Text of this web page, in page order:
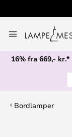
to
Content
16% fra 669,- kr.*
Bordlamper